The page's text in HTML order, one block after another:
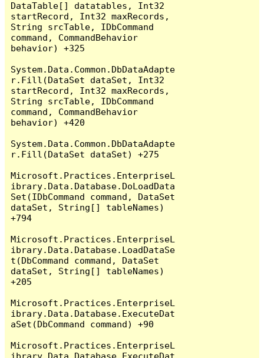
DataTable[] datatables, Int32
startRecord, Int32 maxRecords,
String srcTable, IDbCommand
command, CommandBehavior
behavior) +325
System.Data.Common.DbDataAdapte
r.Fill(DataSet dataSet, Int32
startRecord, Int32 maxRecords,
String srcTable, IDbCommand
command, CommandBehavior
behavior) +420
System.Data.Common.DbDataAdapte
r.Fill(DataSet dataSet) +275
Microsoft.Practices.EnterpriseL
ibrary.Data.Database.DoLoadData
Set(IDbCommand command, DataSet
dataSet, String[] tableNames)
+794
Microsoft.Practices.EnterpriseL
ibrary.Data.Database.LoadDataSe
t(DbCommand command, DataSet
dataSet, String[] tableNames)
+205
Microsoft.Practices.EnterpriseL
ibrary.Data.Database.ExecuteDat
aSet(DbCommand command) +90
Microsoft.Practices.EnterpriseL
ibrary.Data.Database.ExecuteDat